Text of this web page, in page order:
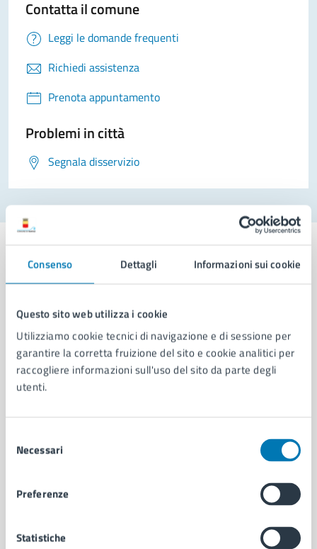
Consenso Dettagli Informazioni sui cookie
Questo sito web utilizza i cookie
Utilizziamo cookie tecnici di navigazione e di sessione per
garantire la corretta fruizione del sito e cookie analitici per
raccogliere informazioni sull'uso del sito da parte degli
utenti.
delNecessari
Preferenze
Statistiche
Contatta il comune
Leggi le domande frequenti
Richiedi assistenza
Prenota appuntamento
Problemi in città
Segnala disservizio
AMMINISTRAZIONE
Aree amministrative
Organi di governo
Politici
Intranet, posta aziendale e protocollo